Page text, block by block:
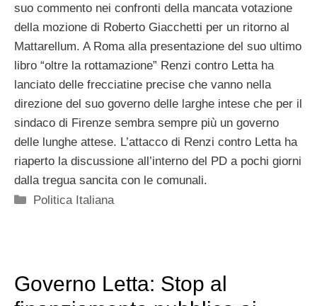
suo commento nei confronti della mancata votazione
della mozione di Roberto Giacchetti per un ritorno al
Mattarellum. A Roma alla presentazione del suo ultimo
libro “oltre la rottamazione” Renzi contro Letta ha
lanciato delle frecciatine precise che vanno nella
direzione del suo governo delle larghe intese che per il
sindaco di Firenze sembra sempre più un governo
delle lunghe attese. L’attacco di Renzi contro Letta ha
riaperto la discussione all’interno del PD a pochi giorni
dalla tregua sancita con le comunali.
Categorie
Politica Italiana
Governo Letta: Stop al